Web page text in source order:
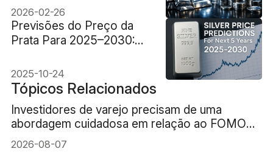
2031
2026-02-26
Previsões do Preço da
Prata Para 2025–2030:
Retração?
2025-10-24
Tópicos Relacionados
Investidores de varejo precisam de uma
abordagem cuidadosa em relação ao FOMO
(medo de ficar de fora) da IA
2026-08-07